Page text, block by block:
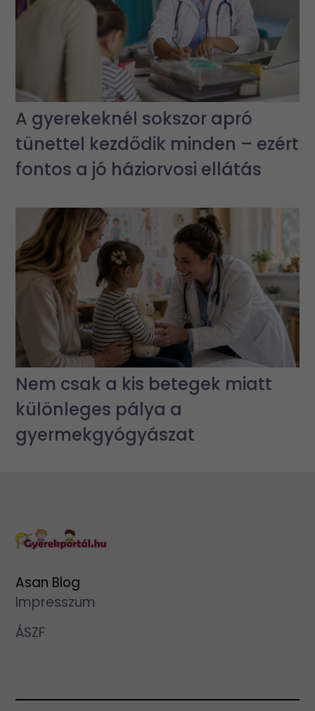
A gyerekeknél sokszor apró
tünettel kezdődik minden – ezért
fontos a jó háziorvosi ellátás
Nem csak a kis betegek miatt
különleges pálya a
gyermekgyógyászat
Asan Blog
Impresszum
ÁSZF